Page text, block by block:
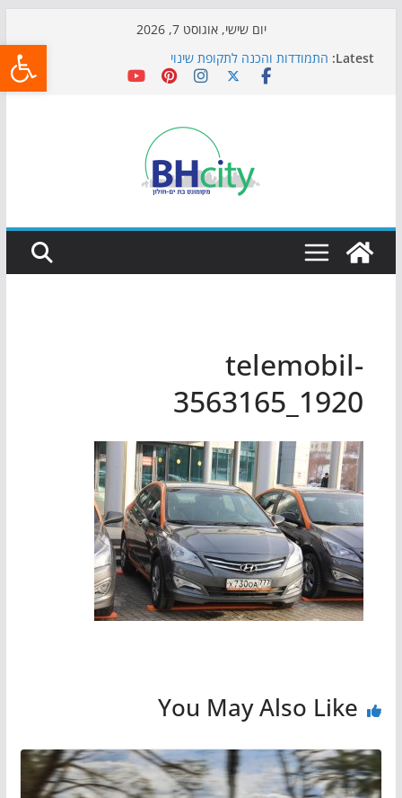
יום שישי, אוגוסט 7, 2026
Latest: התמודדות והכנה לתקופת שינוי
אי ההרפתקאות ממשיך לכבוש את הגינות: מאות משפחות
כדורגל באווירה מיוחדת: הקרנת גמר המונדיאל בטרמינל
הקיץ של בני הנוער בבת־ים: חוף הריביירה הופך למרחב
בטוח בשעות הערב
telemobil-
3563165_1920
You May Also Like